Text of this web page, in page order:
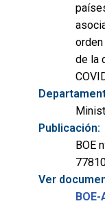
de la
Publicación:
BOE
Ver